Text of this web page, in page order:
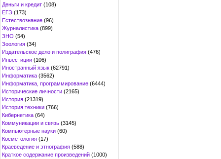
Деньги и кредит (108)
ЕГЭ (173)
Естествознание (96)
Журналистика (899)
ЗНО (54)
Зоология (34)
Издательское дело и полиграфия (476)
Инвестиции (106)
Иностранный язык (62791)
Информатика (3562)
Информатика, программирование (6444)
Исторические личности (2165)
История (21319)
История техники (766)
Кибернетика (64)
Коммуникации и связь (3145)
Компьютерные науки (60)
Косметология (17)
Краеведение и этнография (588)
Краткое содержание произведений (1000)